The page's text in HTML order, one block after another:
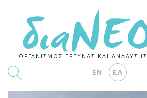
ΟΡΓΑΝΙΣΜΟΣ ΕΡΕΥΝΑΣ ΚΑΙ ΑΝΑΛΥΣΗΣ
EN ΕΛ